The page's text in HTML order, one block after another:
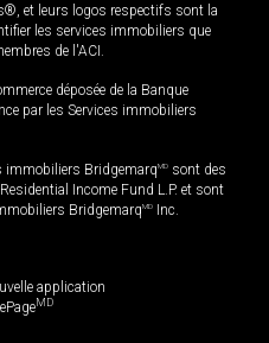
et leurs logos respectifs sont la
les services immobiliers que
de l'ACI.
déposée de la Banque
par les Services immobiliers
immobiliers BridgemarqMD sont des
Income Fund L.P. et sont
BridgemarqMD Inc.
application
MD